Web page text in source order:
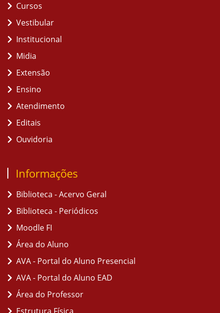
Cursos
Vestibular
Institucional
Midia
Extensão
Ensino
Atendimento
Editais
Ouvidoria
Informações
Biblioteca - Acervo Geral
Biblioteca - Periódicos
Moodle FI
Área do Aluno
AVA - Portal do Aluno Presencial
AVA - Portal do Aluno EAD
Área do Professor